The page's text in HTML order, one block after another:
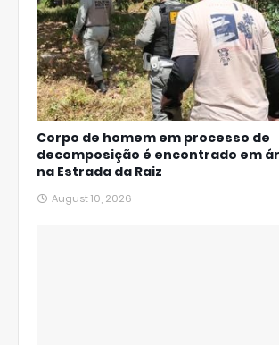
Corpo de homem em processo de
decomposição é encontrado em
na Estrada da Raiz
August 10, 2026